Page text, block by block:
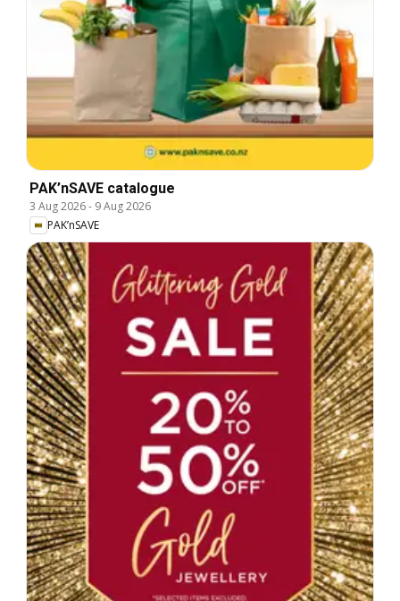
PAK’nSAVE catalogue
3 Aug 2026- 9 Aug 2026
PAK’nSAVE